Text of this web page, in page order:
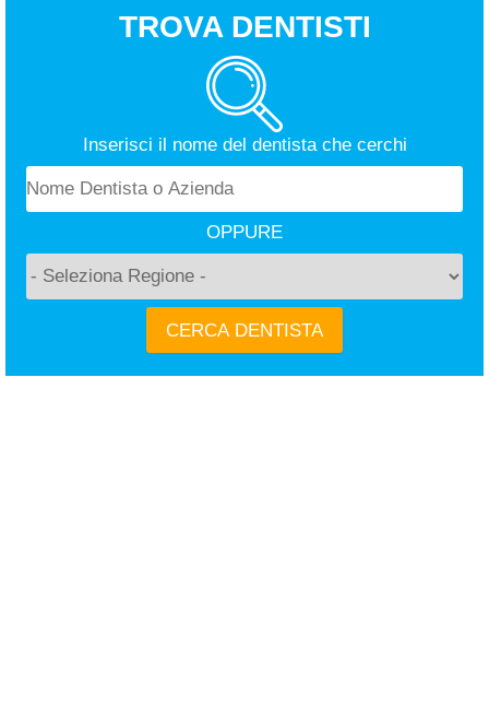
TROVA DENTISTI
Inserisci il nome del dentista che cerchi
OPPURE